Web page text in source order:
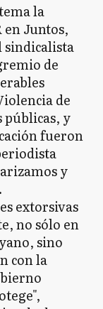
la
Juntos,
de
de
públicas, y
fueron
y
extorsivas
no sólo en
sino
con la